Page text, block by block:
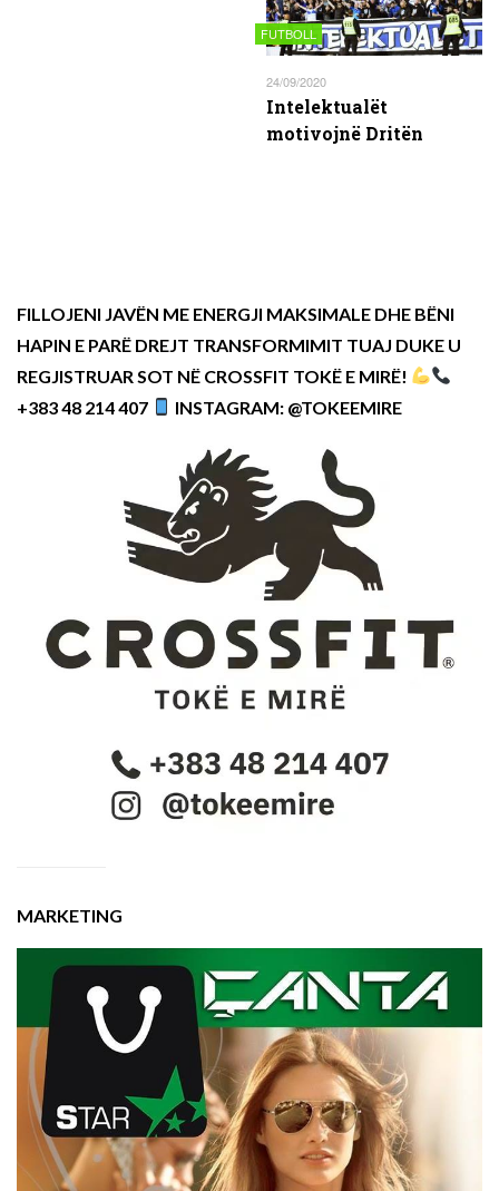
FUTBOLL
24/09/2020
Intelektualët
motivojnë Dritën
FILLOJENI JAVËN ME ENERGJI MAKSIMALE DHE BËNI
HAPIN E PARË DREJT TRANSFORMIMIT TUAJ DUKE U
REGJISTRUAR SOT NË CROSSFIT TOKË E MIRË!
+383 48 214 407
INSTAGRAM: @TOKEEMIRE
MARKETING